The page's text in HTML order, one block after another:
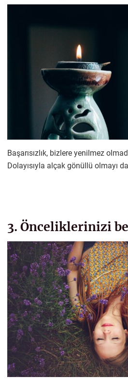
Başarısızlık, bizlere yenilmez
Dolayısıyla alçak gönüllü olmayı
3. Önceliklerinizi